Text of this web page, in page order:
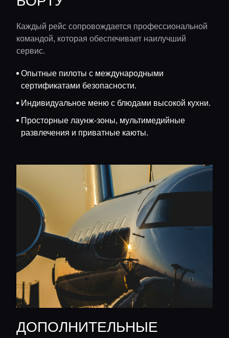
Каждый рейс сопровождается профессиональной
командой, которая обеспечивает наилучший
сервис.
Опытные пилоты с международными
сертификатами безопасности.
Индивидуальное меню с блюдами высокой кухни.
Просторные лаунж-зоны, мультимедийные
развлечения и приватные каюты.
ДОПОЛНИТЕЛЬНЫЕ